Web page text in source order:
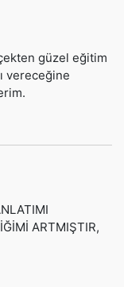
güzel eğitim
vereceğine
ARTMIŞTIR,